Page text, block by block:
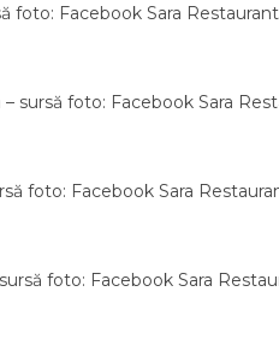
foto: Facebook Sara Restaurant
sursă foto: Facebook Sara
foto: Facebook Sara
foto: Facebook Sara